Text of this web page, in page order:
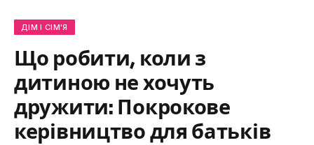
ДІМ І СІМ'Я
Що робити, коли з
дитиною не хочуть
дружити: Покрокове
керівництво для батьків